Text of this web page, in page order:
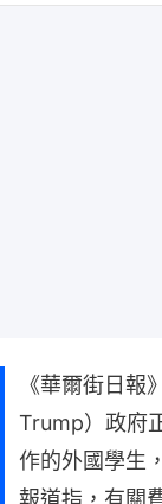
《華爾街日
Trump）政府
作的外國學生
報道指，有關